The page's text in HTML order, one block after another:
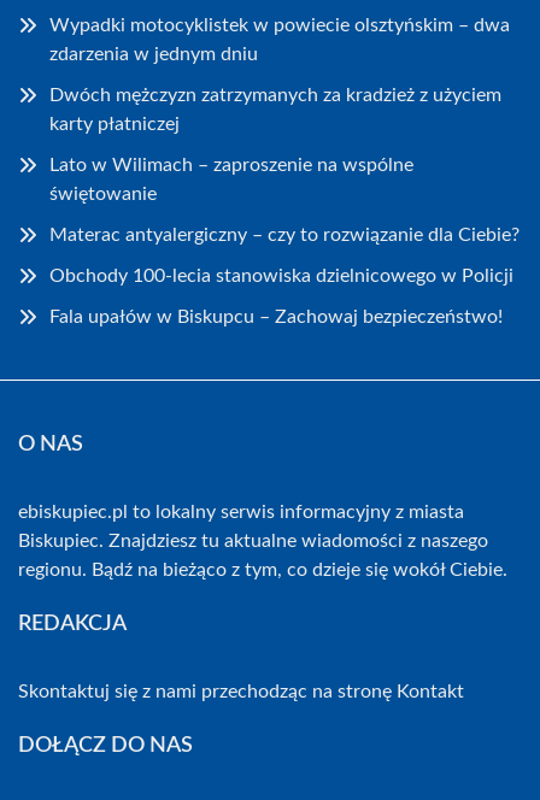
Wypadki motocyklistek w powiecie olsztyńskim – dwa
zdarzenia w jednym dniu
Dwóch mężczyzn zatrzymanych za kradzież z użyciem
karty płatniczej
Lato w Wilimach – zaproszenie na wspólne
świętowanie
Materac antyalergiczny – czy to rozwiązanie dla Ciebie?
Obchody 100-lecia stanowiska dzielnicowego w Policji
Fala upałów w Biskupcu – Zachowaj bezpieczeństwo!
O NAS
ebiskupiec.pl to lokalny serwis informacyjny z miasta
Biskupiec. Znajdziesz tu aktualne wiadomości z naszego
regionu. Bądź na bieżąco z tym, co dzieje się wokół Ciebie.
REDAKCJA
Skontaktuj się z nami przechodząc na stronę Kontakt
DOŁĄCZ DO NAS